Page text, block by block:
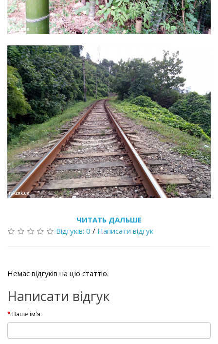
ЧИТАТЬ ДАЛЬШЕ
Відгуків: 0 / Написати відгук
Немає відгуків на цю статтю.
Написати відгук
Ваше ім'я: